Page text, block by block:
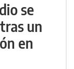
se
un
en